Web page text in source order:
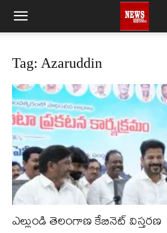
Tag: Azaruddin
ఎల్లుండి తెలంగాణ కేబినెట్ విస్తరణ